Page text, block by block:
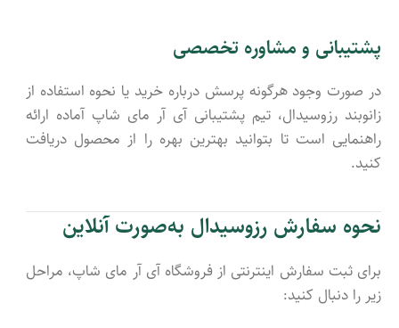
پشتیبانی و مشاوره تخصصی
در صورت وجود هرگونه پرسش درباره خرید یا نحوه استفاده از
زانوبند رزوسیدال، تیم پشتیبانی آی آر مای شاپ آماده ارائه
راهنمایی است تا بتوانید بهترین بهره را از محصول دریافت
کنید.
نحوه سفارش رزوسیدال به‌صورت آنلاین
برای ثبت سفارش اینترنتی از فروشگاه آی آر مای شاپ، مراحل
زیر را دنبال کنید: